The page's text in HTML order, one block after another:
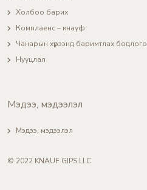
Холбоо барих
Комплаенс – кнауф
Чанарын хүрээнд баримтлах бодлого
Нууцлал
Мэдээ, мэдээлэл
Мэдээ, мэдээлэл
© 2022 KNAUF GIPS LLC